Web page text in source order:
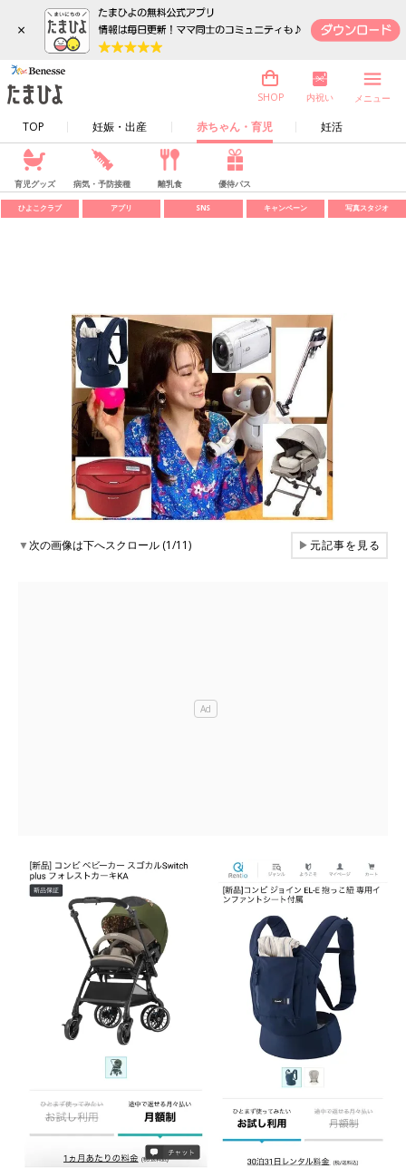
×
TOP 妊娠・出産 赤ちゃん・育児 妊活
SHOP 内祝い メニュー
育児グッズ 病気・予防接種 離乳食 優待パス
ひよこクラブ アプリ SNS キャンペーン 写真スタジオ
▼次の画像は下へスクロール (1/11) ▶元記事を見る